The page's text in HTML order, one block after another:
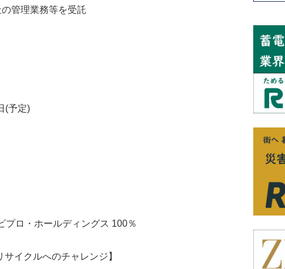
管理業務等を受託
定)
プロ・ホールディングス 100％
イクルへのチャレンジ】